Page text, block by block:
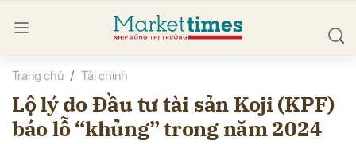
Trang chủ Tài chính
Lộ lý do Đầu tư tài sản Koji (KPF)
báo lỗ “khủng” trong năm 2024
luận